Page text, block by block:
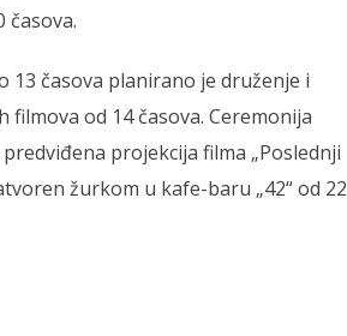
časova.
13 časova planirano je druženje i
od 14 časova. Ceremonija
projekcija filma „Poslednji
žurkom u kafe-baru „42“ od 22